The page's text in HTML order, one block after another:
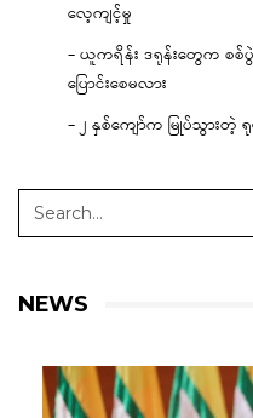
လေ့ကျင့်မှု
– ယူကရိန်း ဒရုန်းတွေက
ပြောင်းစေမလား
– ၂ နှစ်ကျော်က မြုပ်သွားတဲ့
NEWS